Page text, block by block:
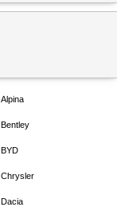
Alpina
Bentley
BYD
Chrysler
Dacia